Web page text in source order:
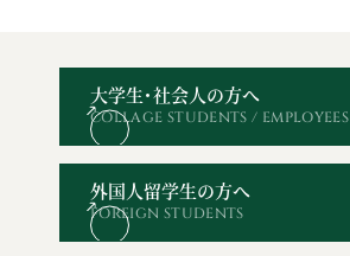
資料請求 オープン
大学生・社会人の方へ
COLLAGE STUDENTS / EMPLOYEES
外国人留学生の方へ
FOREIGN STUDENTS